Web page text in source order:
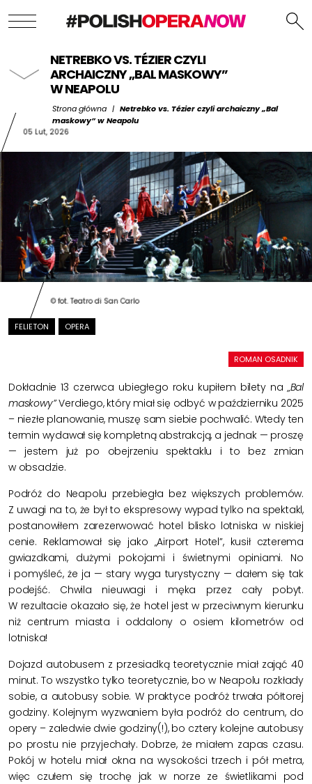
NETREBKO VS. TÉZIER CZYLI
ARCHAICZNY „BAL MASKOWY”
W NEAPOLU
Strona główna | Netrebko vs. Tézier czyli archaiczny „Bal
maskowy” w Neapolu
05 Lut, 2026
© fot. Teatro di San Carlo
FELIETON OPERA
ROMAN OSADNIK
Dokładnie 13 czerwca ubiegłego roku kupiłem bilety na „Bal
maskowy”Verdiego, który miał się odbyć w październiku 2025
– niezłe planowanie, muszę sam siebie pochwalić. Wtedy ten
termin wydawał się kompletną abstrakcją, a jednak — proszę
— jestem już po obejrzeniu spektaklu i to bez zmian
w obsadzie.
Podróż do Neapolu przebiegła bez większych problemów.
Z uwagi na to, że był to ekspresowy wypad tylko na spektakl,
postanowiłem zarezerwować hotel blisko lotniska w niskiej
cenie. Reklamował się jako „Airport Hotel”, kusił czterema
gwiazdkami, dużymi pokojami i świetnymi opiniami. No
i pomyśleć, że ja — stary wyga turystyczny — dałem się tak
podejść. Chwila nieuwagi i męka przez cały pobyt.
W rezultacie okazało się, że hotel jest w przeciwnym kierunku
niż centrum miasta i oddalony o osiem kilometrów od
lotniska!
Dojazd autobusem z przesiadką teoretycznie miał zająć 40
minut. To wszystko tylko teoretycznie, bo w Neapolu rozkłady
sobie, a autobusy sobie. W praktyce podróż trwała półtorej
godziny. Kolejnym wyzwaniem była podróż do centrum, do
opery – zaledwie dwie godziny(!), bo cztery kolejne autobusy
po prostu nie przyjechały. Dobrze, że miałem zapas czasu.
Pokój w hotelu miał okna na wysokości trzech i pół metra,
więc czułem się trochę jak w norze ze świetlikami pod